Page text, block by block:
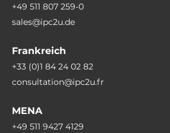
+49 511 807 259-0
sales@ipc2u.de
Frankreich
+33 (0)1 84 24 02 82
consultation@ipc2u.fr
MENA
+49 511 9427 4129